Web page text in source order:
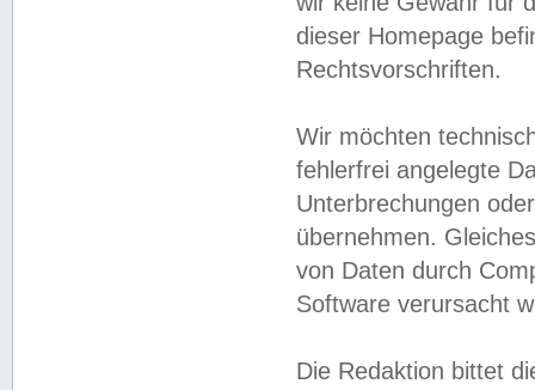
dieser Homepage
Rechtsvorschriften.
Wir möchten
fehlerfrei angelegte
Unterbrechungen
übernehmen.
von Daten durch
Software verursacht
Die Redaktion bittet